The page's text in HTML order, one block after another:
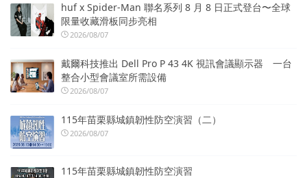
huf x Spider-Man 聯名系列 8 月 8 日正式登台〜全球
限量收藏滑板同步亮相
2026/08/07
戴爾科技推出 Dell Pro P 43 4K 視訊會議顯示器 一台
整合小型會議室所需設備
2026/08/07
115年苗栗縣城鎮韌性防空演習（二）
2026/08/07
115年苗栗縣城鎮韌性防空演習